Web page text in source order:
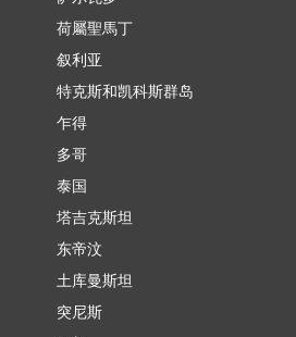
荷屬聖馬丁
叙利亚
特克斯和凯科斯群岛
乍得
多哥
泰国
塔吉克斯坦
东帝汶
土库曼斯坦
突尼斯